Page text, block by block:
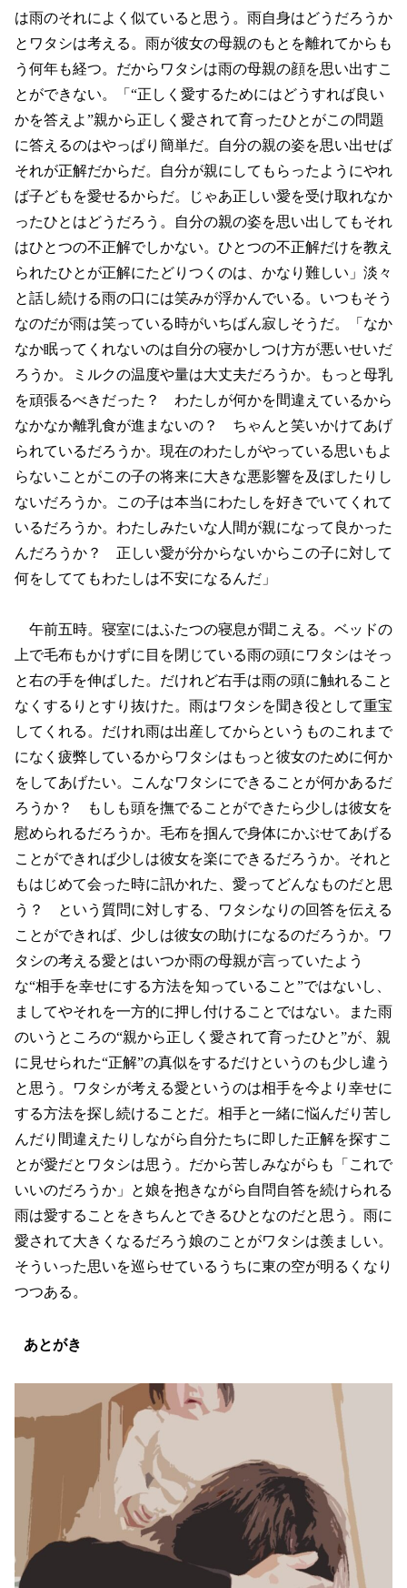
は雨のそれによく似ていると思う。雨自身はどうだろうか
とワタシは考える。雨が彼女の母親のもとを離れてからも
う何年も経つ。だからワタシは雨の母親の顔を思い出すこ
とができない。「“正しく愛するためにはどうすれば良い
かを答えよ”親から正しく愛されて育ったひとがこの問題
に答えるのはやっぱり簡単だ。自分の親の姿を思い出せば
それが正解だからだ。自分が親にしてもらったようにやれ
ば子どもを愛せるからだ。じゃあ正しい愛を受け取れなか
ったひとはどうだろう。自分の親の姿を思い出してもそれ
はひとつの不正解でしかない。ひとつの不正解だけを教え
られたひとが正解にたどりつくのは、かなり難しい」淡々
と話し続ける雨の口には笑みが浮かんでいる。いつもそう
なのだが雨は笑っている時がいちばん寂しそうだ。「なか
なか眠ってくれないのは自分の寝かしつけ方が悪いせいだ
ろうか。ミルクの温度や量は大丈夫だろうか。もっと母乳
を頑張るべきだった？ わたしが何かを間違えているから
なかなか離乳食が進まないの？ ちゃんと笑いかけてあげ
られているだろうか。現在のわたしがやっている思いもよ
らないことがこの子の将来に大きな悪影響を及ぼしたりし
ないだろうか。この子は本当にわたしを好きでいてくれて
いるだろうか。わたしみたいな人間が親になって良かった
んだろうか？ 正しい愛が分からないからこの子に対して
何をしててもわたしは不安になるんだ」
午前五時。寝室にはふたつの寝息が聞こえる。ベッドの
上で毛布もかけずに目を閉じている雨の頭にワタシはそっ
と右の手を伸ばした。だけれど右手は雨の頭に触れること
なくするりとすり抜けた。雨はワタシを聞き役として重宝
してくれる。だけれ雨は出産してからというものこれまで
になく疲弊しているからワタシはもっと彼女のために何か
をしてあげたい。こんなワタシにできることが何かあるだ
ろうか？ もしも頭を撫でることができたら少しは彼女を
慰められるだろうか。毛布を掴んで身体にかぶせてあげる
ことができれば少しは彼女を楽にできるだろうか。それと
もはじめて会った時に訊かれた、愛ってどんなものだと思
う？ という質問に対しする、ワタシなりの回答を伝える
ことができれば、少しは彼女の助けになるのだろうか。ワ
タシの考える愛とはいつか雨の母親が言っていたよう
な“相手を幸せにする方法を知っていること”ではないし、
ましてやそれを一方的に押し付けることではない。また雨
のいうところの“親から正しく愛されて育ったひと”が、親
に見せられた“正解”の真似をするだけというのも少し違う
と思う。ワタシが考える愛というのは相手を今より幸せに
する方法を探し続けることだ。相手と一緒に悩んだり苦し
んだり間違えたりしながら自分たちに即した正解を探すこ
とが愛だとワタシは思う。だから苦しみながらも「これで
いいのだろうか」と娘を抱きながら自問自答を続けられる
雨は愛することをきちんとできるひとなのだと思う。雨に
愛されて大きくなるだろう娘のことがワタシは羨ましい。
そういった思いを巡らせているうちに東の空が明るくなり
つつある。
あとがき